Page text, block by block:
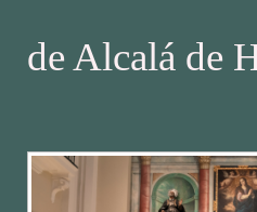
de Alcalá de